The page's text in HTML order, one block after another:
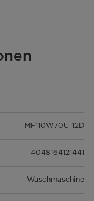
MF110W70U-12D
4048164121441
Waschmaschine